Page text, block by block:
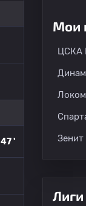
47 '
Мои
ЦСКА
Зенит
Лиги